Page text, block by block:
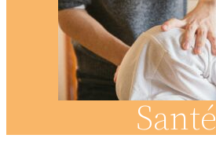
Santé